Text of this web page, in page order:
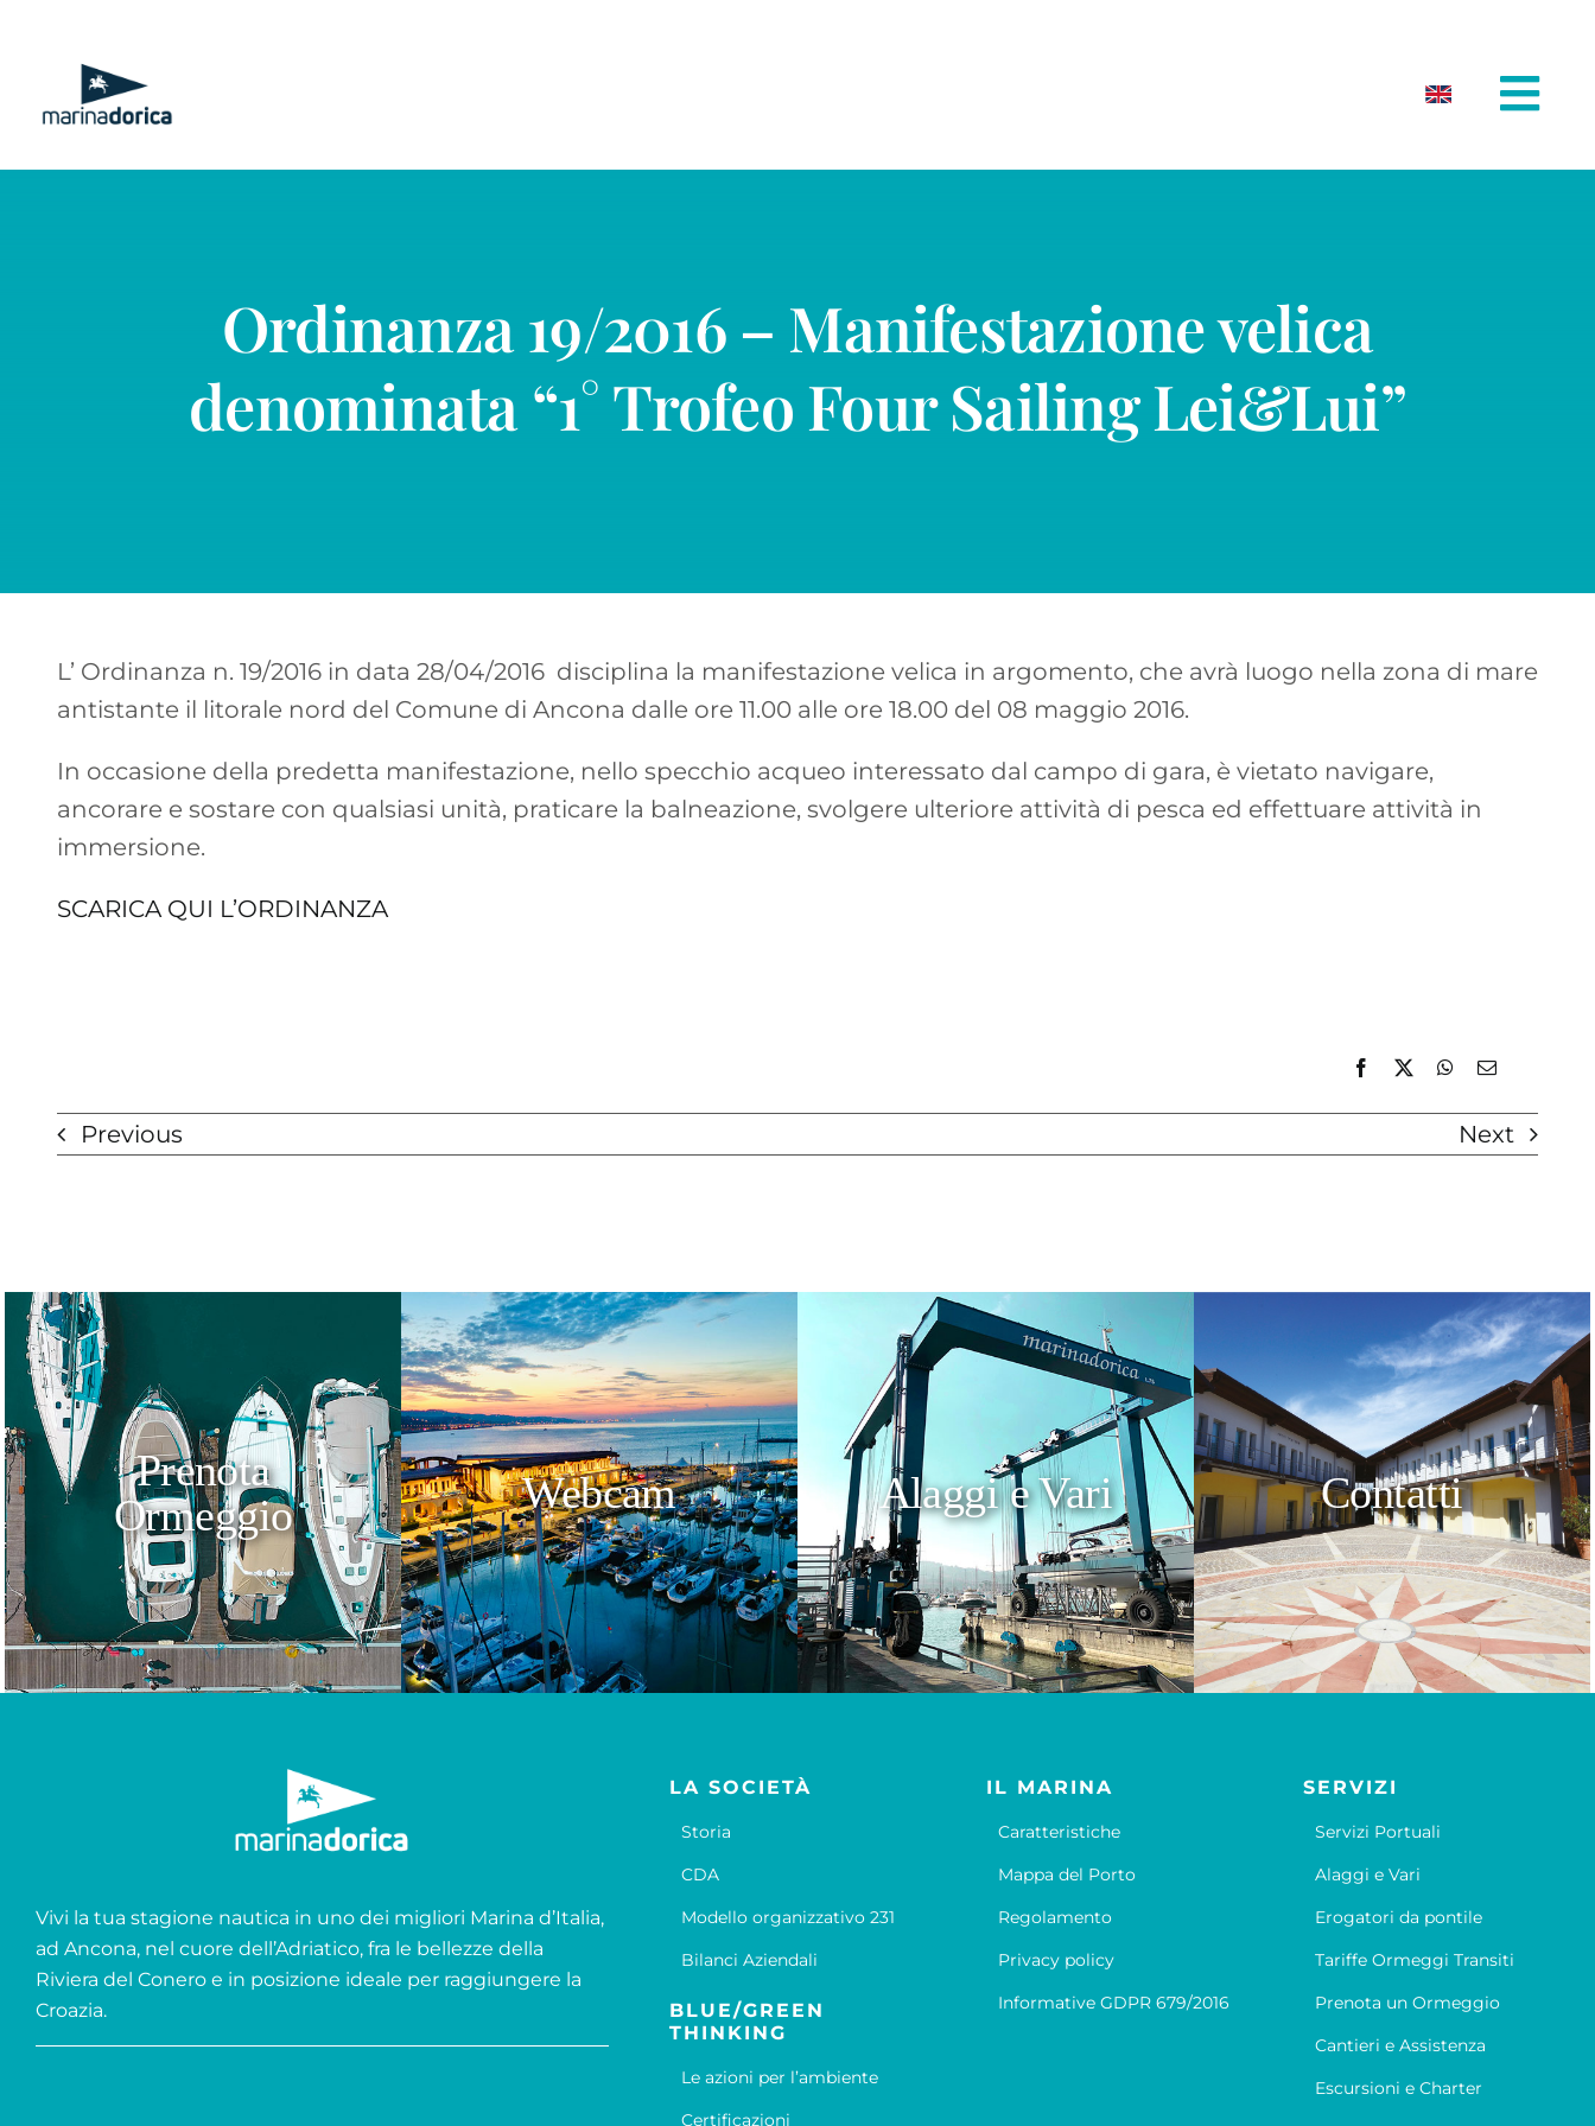
contenuto
Ordinanza 19/2016 – Manifestazione velica
denominata “1° Trofeo Four Sailing Lei&Lui”
L’ Ordinanza n. 19/2016 in data 28/04/2016 disciplina la manifestazione velica in argomento, che avrà luogo nella zona di mare
antistante il litorale nord del Comune di Ancona dalle ore 11.00 alle ore 18.00 del 08 maggio 2016.
In occasione della predetta manifestazione, nello specchio acqueo interessato dal campo di gara, è vietato navigare,
ancorare e sostare con qualsiasi unità, praticare la balneazione, svolgere ulteriore attività di pesca ed effettuare attività in
immersione.
SCARICA QUI L’ORDINANZA
Previous Next
Prenota
Ormeggio
Webcam Alaggi e Vari Contatti
Vivi la tua stagione nautica in uno dei migliori Marina d’Italia,
ad Ancona, nel cuore dell’Adriatico, fra le bellezze della
Riviera del Conero e in posizione ideale per raggiungere la
Croazia.
LA SOCIETÀ
Storia
CDA
Modello organizzativo 231
Bilanci Aziendali
BLUE/GREEN
THINKING
Le azioni per l’ambiente
Certificazioni
IL MARINA
Caratteristiche
Mappa del Porto
Regolamento
Privacy policy
Informative GDPR 679/2016
SERVIZI
Servizi Portuali
Alaggi e Vari
Erogatori da pontile
Tariffe Ormeggi Transiti
Prenota un Ormeggio
Cantieri e Assistenza
Escursioni e Charter